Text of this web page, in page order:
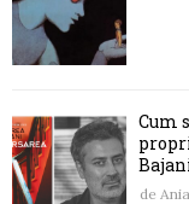
Cum
de